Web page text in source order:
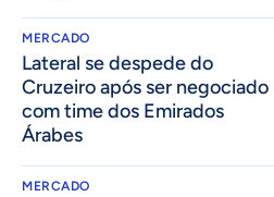
MERCADO
Lateral se despede do
Cruzeiro após ser negociado
com time dos Emirados
Árabes
MERCADO